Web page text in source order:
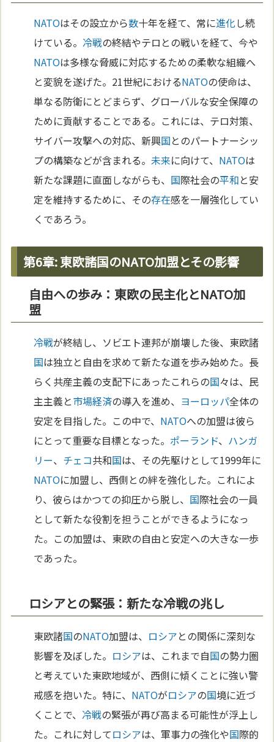
NATOはその設立から数十年を経て、常に進化し続
けている。冷戦の終結やテロとの戦いを経て、今や
NATOは多様な脅威に対応するための柔軟な組織へ
と変貌を遂げた。21世紀におけるNATOの使命は、
単なる防衛にとどまらず、グローバルな安全保障の
ために貢献することである。これには、テロ対策、
サイバー攻撃への対応、新興国とのパートナーシッ
プの構築などが含まれる。未来に向けて、 NATOは
新たな課題に直面しながらも、 国際社会の平和と安
定を維持するために、その存在感を一層強化してい
くであろう。
第6章: 東欧諸国のNATO加盟とその影響
自由への歩み：東欧の民主化とNATO加
盟
冷戦が終結し、ソビエト連邦が崩壊した後、東欧諸
国は独立と自由を求めて新たな道を歩み始めた。長
らく共産主義の支配下にあったこれらの国々は、民
主主義と市場経済の導入を進め、 ヨーロッパ全体の
安定を目指した。この中で、 NATOへの加盟は彼ら
にとって重要な目標となった。 ポーランド、 ハンガ
リー、 チェコ共和国は、その先駆けとして1999年に
NATOに加盟し、西側との絆を強化した。これによ
り、彼らはかつての抑圧から脱し、 国際社会の一員
として新たな役割を担うことができるようになっ
た。この加盟は、東欧の自由と安定への大きな一歩
であった。
ロシアとの緊張：新たな冷戦の兆し
東欧諸国のNATO加盟は、 ロシアとの関係に深刻な
影響を及ぼした。 ロシアは、これまで自国の勢力圏
と考えていた東欧地域が、西側に傾くことに強い警
戒感を抱いた。特に、 NATOがロシアの国境に近づ
くことで、 冷戦の緊張が再び高まる可能性が浮上し
た。これに対してロシアは、軍事力の強化や国際的